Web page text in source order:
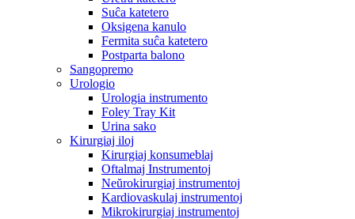
Suĉa katetero
Oksigena kanulo
Fermita suĉa katetero
Postparta balono
Sangopremo
Urologio
Urologia instrumento
Foley Tray Kit
Urina sako
Kirurgiaj iloj
Kirurgiaj konsumeblaj
Oftalmaj Instrumentoj
Neŭrokirurgiaj instrumentoj
Kardiovaskulaj instrumentoj
Mikrokirurgiaj instrumentoj